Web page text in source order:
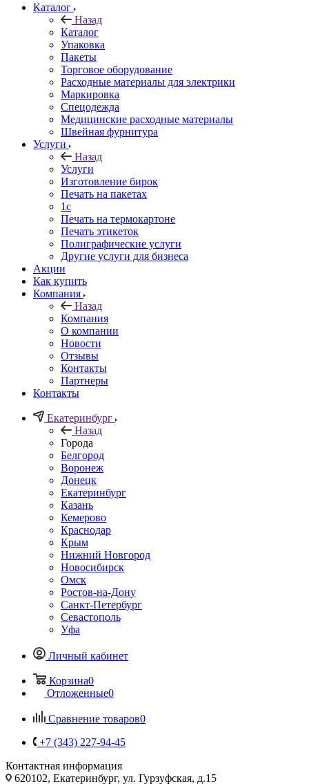
Каталог
Назад
Каталог
Упаковка
Пакеты
Торговое оборудование
Расходные материалы для электрики
Маркировка
Спецодежда
Медицинские расходные материалы
Швейная фурнитура
Услуги
Назад
Услуги
Изготовление бирок
Печать на пакетах
1c
Печать на термокартоне
Печать этикеток
Полиграфические услуги
Другие услуги для бизнеса
Акции
Как купить
Компания
Назад
Компания
О компании
Новости
Отзывы
Контакты
Партнеры
Контакты
Екатеринбург
Назад
Города
Белгород
Воронеж
Донецк
Екатеринбург
Казань
Кемерово
Краснодар
Крым
Нижний Новгород
Новосибирск
Омск
Ростов-на-Дону
Санкт-Петербург
Севастополь
Уфа
Личный кабинет
Корзина0
Отложенные0
Сравнение товаров0
+7 (343) 227-94-45
Контактная информация
620102, Екатеринбург, ул. Гурзуфская, д.15